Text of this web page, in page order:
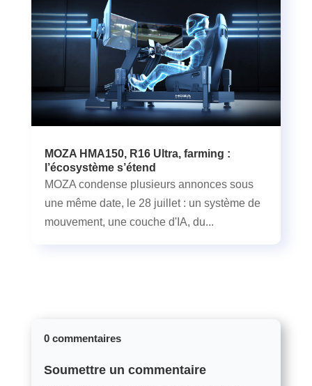
MOZA HMA150, R16 Ultra, farming :
l’écosystème s’étend
MOZA condense plusieurs annonces sous
une même date, le 28 juillet : un système de
mouvement, une couche d'IA, du...
0 commentaires
Soumettre un commentaire